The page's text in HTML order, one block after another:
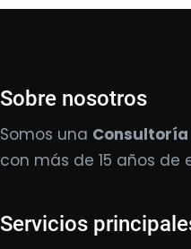
Sobre nosotros
Somos una Consultoría
con más de 15 años de
Servicios